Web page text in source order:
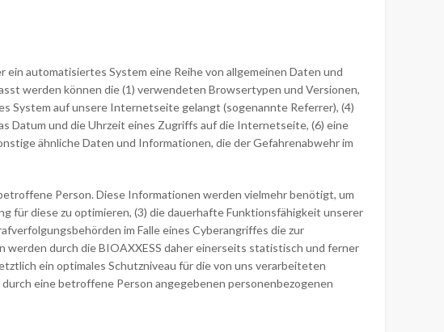
automatisiertes System eine Reihe von allgemeinen Daten und
werden können die (1) verwendeten Browsertypen und Versionen,
System auf unsere Internetseite gelangt (sogenannte Referrer), (4)
Datum und die Uhrzeit eines Zugriffs auf die Internetseite, (6) eine
ähnliche Daten und Informationen, die der Gefahrenabwehr im
Person. Diese Informationen werden vielmehr benötigt, um
diese zu optimieren, (3) die dauerhafte Funktionsfähigkeit unserer
im Falle eines Cyberangriffes die zur
durch die BIOAXXESS daher einerseits statistisch und ferner
ein optimales Schutzniveau für die von uns verarbeiteten
eine betroffene Person angegebenen personenbezogenen